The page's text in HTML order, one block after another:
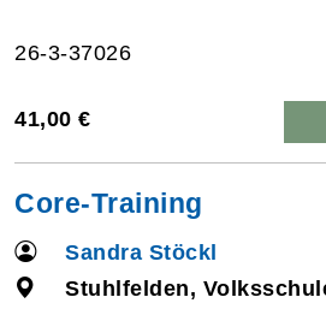
26-3-37026
41,00 €
Core-Training
Sandra Stöckl
Stuhlfelden,